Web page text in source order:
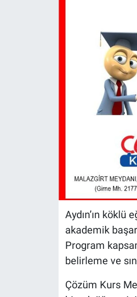
Aydın’ın
akademik
Program
belirleme ve
Çözüm Kurs